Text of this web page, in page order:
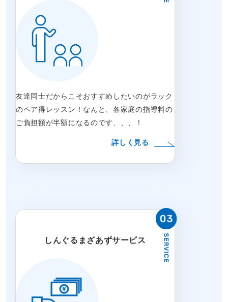
友達同士だからこそおすすめしたいのがラック
のペア得レッスン！なんと、各家庭の指導料の
ご負担額が半額になるのです、、、！
詳しく見る
しんぐるまざあずサービス